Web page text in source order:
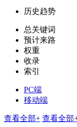
历史趋势
总关键词
预计来路
权重
收录
索引
PC端
移动端
查看全部+ 查看全部